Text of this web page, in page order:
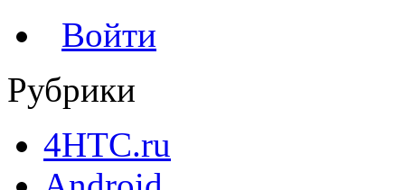
Войти
Рубрики
4HTC.ru